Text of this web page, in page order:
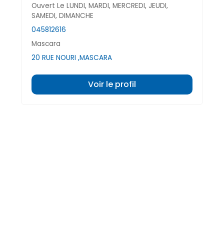
Ouvert Le LUNDI, MARDI, MERCREDI, JEUDI,
SAMEDI, DIMANCHE
045812616
Mascara
20 RUE NOURI ,MASCARA
Voir le profil